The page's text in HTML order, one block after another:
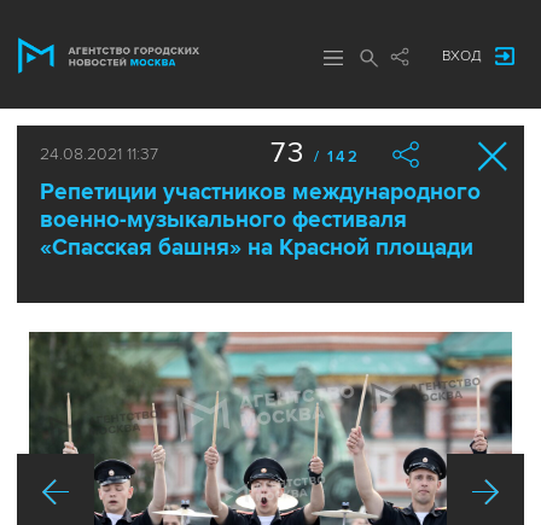
ВХОД
24.08.2021 11:37
Репетиции участников международного
военно-музыкального фестиваля
«Спасская башня» на Красной площади
73 / 142